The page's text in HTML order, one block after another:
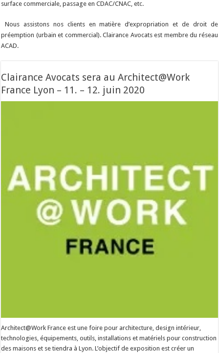
surface commerciale, passage en CDAC/CNAC, etc.
Nous assistons nos clients en matière d’expropriation et de droit de
préemption (urbain et commercial). Clairance Avocats est membre du réseau
ACAD.
Clairance Avocats sera au Architect@Work
France Lyon – 11. – 12. juin 2020
Architect@Work France est une foire pour architecture, design intérieur,
technologies, équipements, outils, installations et matériels pour construction
des maisons et se tiendra à Lyon. L’objectif de exposition est créer un